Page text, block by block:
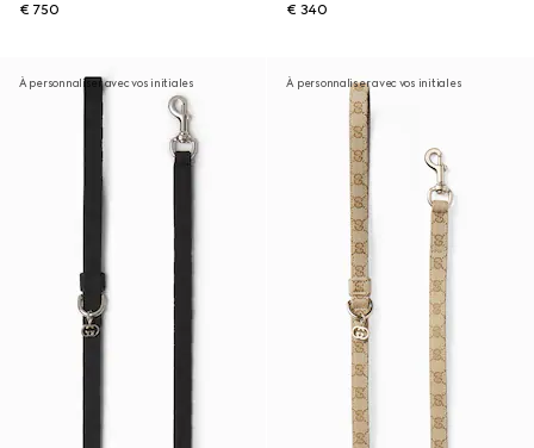
€ 750
€ 340
À personnaliser avec vos initiales À personnaliser avec vos initiales